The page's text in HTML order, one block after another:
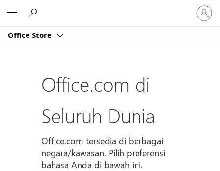
Office Store
Masuk
ke
akun
Office.com di
Seluruh Dunia
Office.com tersedia di berbagai
negara/kawasan. Pilih preferensi
bahasa Anda di bawah ini.